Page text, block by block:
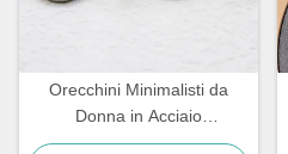
Orecchini Minimalisti da
Donna in Acciaio
Inossidabile 18k, Gioielli,